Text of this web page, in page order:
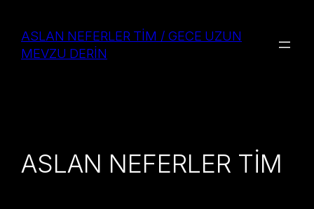
contentASLAN NEFERLER TİM / GECE UZUN
MEVZU DERİN
ASLAN NEFERLER TİM